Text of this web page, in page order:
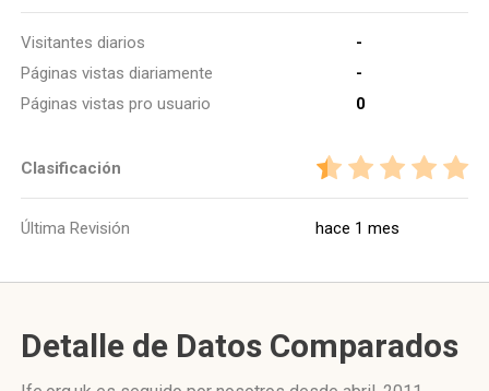
Visitantes diarios
-
Páginas vistas diariamente
-
Páginas vistas pro usuario
0
Clasificación
Última Revisión hace 1 mes
Detalle de Datos Comparados